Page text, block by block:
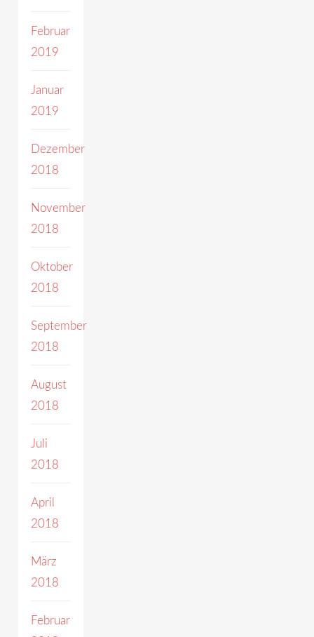
Februar
2019
Januar
2019
Dezember
2018
November
2018
Oktober
2018
September
2018
August
2018
Juli
2018
April
2018
März
2018
Februar